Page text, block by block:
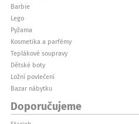
Barbie
Lego
Pyžama
Kosmetika a parfémy
Teplákové soupravy
Dětské boty
Ložní povlečení
Bazar nábytku
Doporučujeme